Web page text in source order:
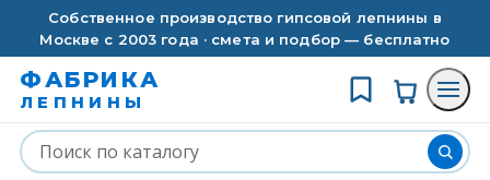
Собственное производство гипсовой лепнины в
Москве с 2003 года · смета и подбор — бесплатно
ФАБРИКА
ЛЕПНИНЫ